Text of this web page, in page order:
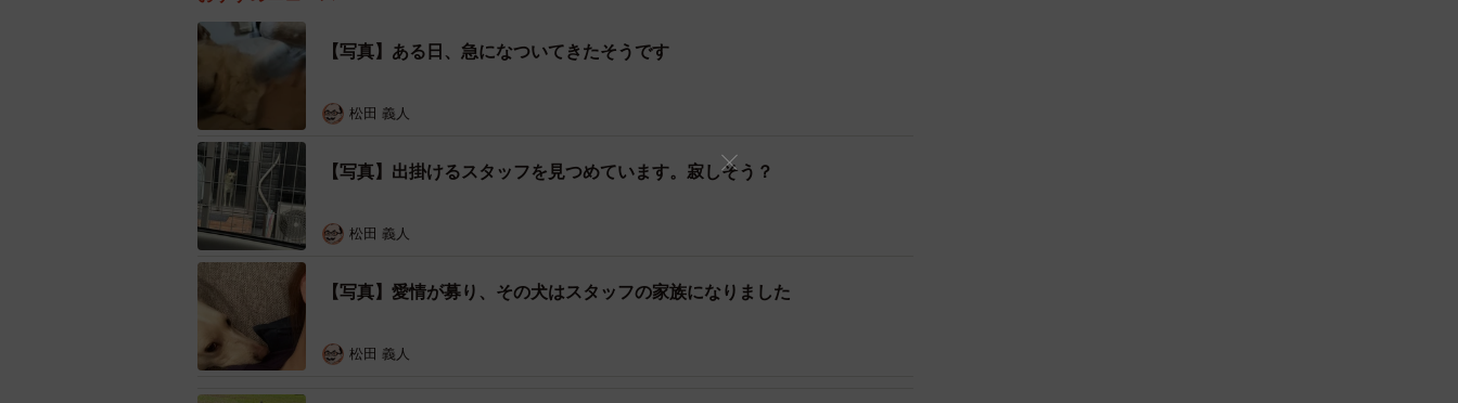
【写真】ある日、急になついてきたそうです
松田 義人
【写真】出掛けるスタッフを見つめています。寂しそう？
松田 義人
【写真】愛情が募り、その犬はスタッフの家族になりました
松田 義人